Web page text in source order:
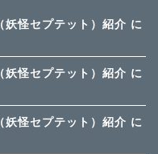
怪セプテット）紹介 に
怪セプテット）紹介 に
怪セプテット）紹介 に